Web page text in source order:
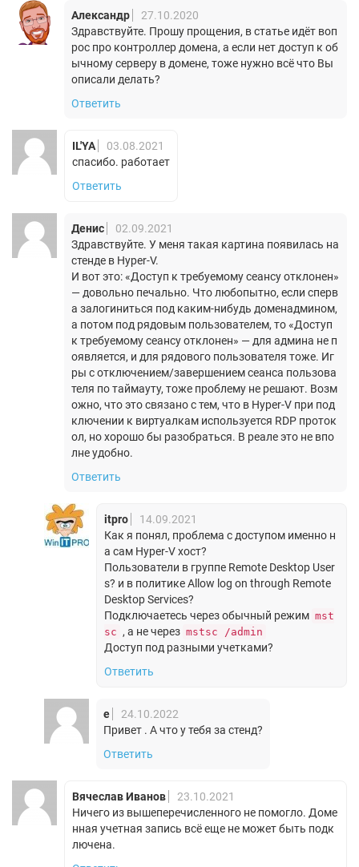
Александр
27.10.2020
Здравствуйте. Прошу прощения, в статье идёт воп
рос про контроллер домена, а если нет доступ к об
ычному серверу в домене, тоже нужно всё что Вы
описали делать?
Ответить
IL'YA
03.08.2021
спасибо. работает
Ответить
Денис
02.09.2021
Здравствуйте. У меня такая картина появилась на
стенде в Hyper-V.
И вот это: «Доступ к требуемому сеансу отклонен»
— довольно печально. Что любопытно, если сперв
а залогиниться под каким-нибудь доменадмином,
а потом под рядовым пользователем, то «Доступ
к требуемому сеансу отклонен» — для админа не п
оявляется, и для рядового пользователя тоже. Иг
ры с отключением/завершением сеанса пользова
теля по таймауту, тоже проблему не решают. Возм
ожно, что это связано с тем, что в Hyper-V при под
ключении к виртуалкам используется RDP проток
ол, но хорошо бы разобраться. В реале это не впо
лне удобно.
Ответить
itpro
14.09.2021
Как я понял, проблема с доступом именно н
а сам Hyper-V хост?
Пользователи в группе Remote Desktop User
s? и в политике Allow log on through Remote
Desktop Services?
Подключаетесь через обычный режим mst
sc , а не через mstsc /admin
Доступ под разными учетками?
Ответить
e
24.10.2022
Привет . А что у тебя за стенд?
Ответить
Вячеслав Иванов
23.10.2021
Ничего из вышеперечисленного не помогло. Доме
нная учетная запись всё еще не может быть подк
лючена.